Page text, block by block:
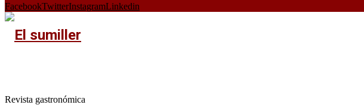
FacebookTwitterInstagramLinkedin
Revista gastronómica